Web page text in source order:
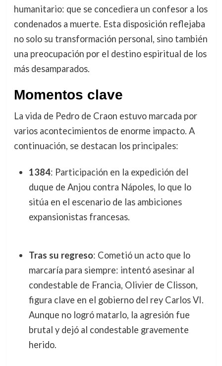
humanitario: que se concediera un confesor a los
condenados a muerte. Esta disposición reflejaba
no solo su transformación personal, sino también
una preocupación por el destino espiritual de los
más desamparados.
Momentos clave
La vida de Pedro de Craon estuvo marcada por
varios acontecimientos de enorme impacto. A
continuación, se destacan los principales:
1384: Participación en la expedición del
duque de Anjou contra Nápoles, lo que lo
sitúa en el escenario de las ambiciones
expansionistas francesas.
Tras su regreso: Cometió un acto que lo
marcaría para siempre: intentó asesinar al
condestable de Francia, Olivier de Clisson,
figura clave en el gobierno del rey Carlos VI.
Aunque no logró matarlo, la agresión fue
brutal y dejó al condestable gravemente
herido.